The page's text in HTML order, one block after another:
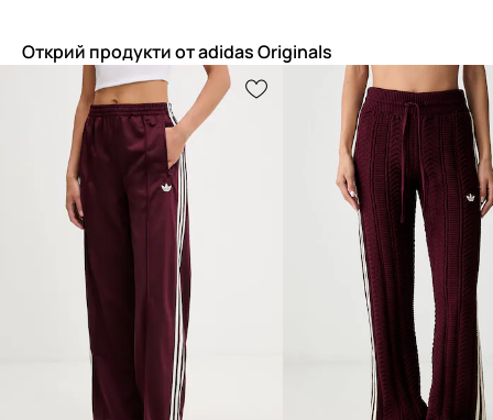
Открий продукти от adidas Originals